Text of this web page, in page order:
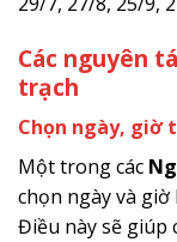
Các nguyên
trạch
Chọn ngày, giờ
Một trong các
chọn ngày và
Điều này sẽ giúp